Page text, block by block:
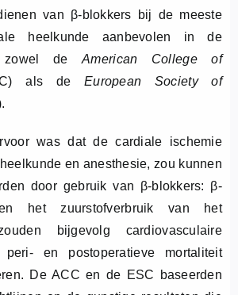
van β-blokkers bij de meeste
heelkunde aanbevolen in de
zowel deAmerican College of
als deEuropean Society of
was dat de cardiale ischemie
en anesthesie, zou kunnen
door gebruik van β-blokkers: β-
het zuurstofverbruik van het
bijgevolg cardiovasculaire
en postoperatieve mortaliteit
De ACC en de ESC baseerden